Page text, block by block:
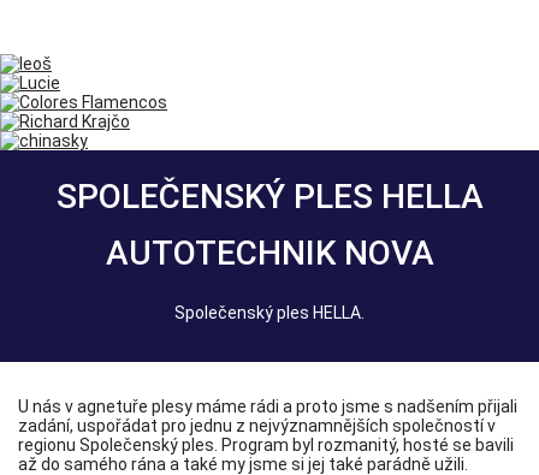
SPOLEČENSKÝ PLES HELLA
AUTOTECHNIK NOVA
Společenský ples HELLA.
U nás v agnetuře plesy máme rádi a proto jsme s nadšením přijali
zadání, uspořádat pro jednu z nejvýznamnějších společností v
regionu Společenský ples. Program byl rozmanitý, hosté se bavili
až do samého rána a také my jsme si jej také parádně užili.